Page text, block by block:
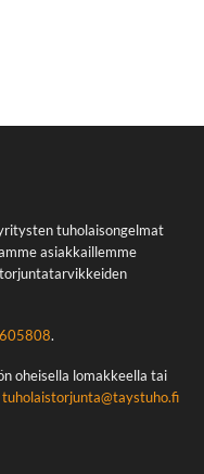
tuholaisongelmat
asiakkaillemme
.
oheisella lomakkeella tai
tuholaistorjunta@taystuho.fi